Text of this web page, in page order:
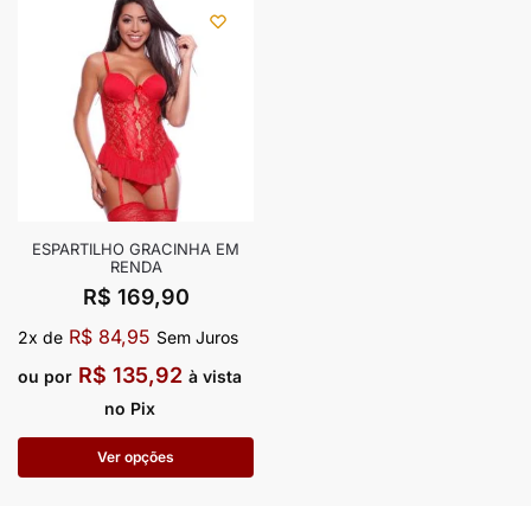
ESPARTILHO GRACINHA EM
RENDA
R$ 169,90
2x de R$ 84,95 Sem Juros
ou por R$ 135,92 à vista
no Pix
Ver opções